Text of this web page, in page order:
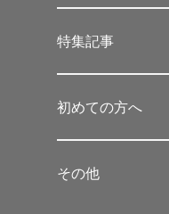
特集記事
初めての方へ
その他